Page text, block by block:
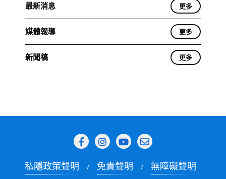
最新消息 更多
媒體報導 更多
新聞稿 更多
私隱政策聲明 免責聲明 無障礙聲明